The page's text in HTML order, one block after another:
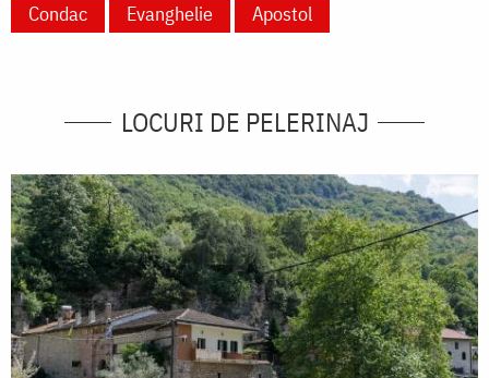
Condac
Evanghelie Apostol
LOCURI DE PELERINAJ